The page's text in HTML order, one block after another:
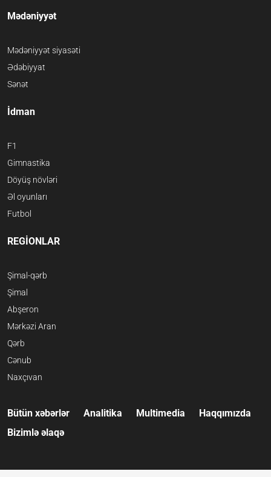
Mədəniyyət
Mədəniyyət siyasəti
Ədəbiyyat
Sənət
İdman
F1
Gimnastika
Döyüş növləri
Əl oyunları
Futbol
REGİONLAR
Şimal-qərb
Şimal
Abşeron
Mərkəzi Aran
Qərb
Cənub
Naxçıvan
Bütün xəbərlər Analitika Multimedia
Haqqımızda
Bizimlə əlaqə